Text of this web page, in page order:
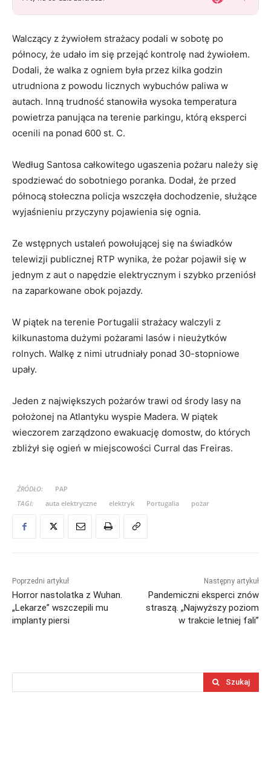
Walczący z żywiołem strażacy podali w sobotę po
północy, że udało im się przejąć kontrolę nad żywiołem.
Dodali, że walka z ogniem była przez kilka godzin
utrudniona z powodu licznych wybuchów paliwa w
autach. Inną trudność stanowiła wysoka temperatura
powietrza panująca na terenie parkingu, którą eksperci
ocenili na ponad 600 st. C.
Według Santosa całkowitego ugaszenia pożaru należy się
spodziewać do sobotniego poranka. Dodał, że przed
północą stołeczna policja wszczęła dochodzenie, służące
wyjaśnieniu przyczyny pojawienia się ognia.
Ze wstępnych ustaleń powołującej się na świadków
telewizji publicznej RTP wynika, że pożar pojawił się w
jednym z aut o napędzie elektrycznym i szybko przeniósł
na zaparkowane obok pojazdy.
W piątek na terenie Portugalii strażacy walczyli z
kilkunastoma dużymi pożarami lasów i nieużytków
rolnych. Walkę z nimi utrudniały ponad 30-stopniowe
upały.
Jeden z największych pożarów trawi od środy lasy na
położonej na Atlantyku wyspie Madera. W piątek
wieczorem zarządzono ewakuację domostw, do których
zbliżył się ogień w miejscowości Curral das Freiras.
ŹRÓDŁO:
PAP
TAGI:
auta elektryczne elektryk Portugalia pożar
Poprzedni artykuł
Horror nastolatka z Wuhan.
„Lekarze” wszczepili mu
implanty piersi
Następny artykuł
Pandemiczni eksperci znów
straszą. „Najwyższy poziom
w trakcie letniej fali”
Szukaj